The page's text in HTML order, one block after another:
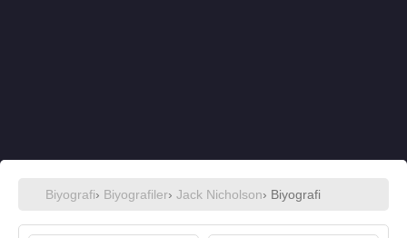
Biyografi› Biyografiler› Jack Nicholson› Biyografi